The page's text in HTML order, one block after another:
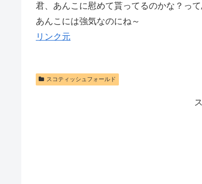
君、あんこに慰めて貰ってるのかな？
あんこには強気なのにね～
リンク元
スコティッシュフォールド